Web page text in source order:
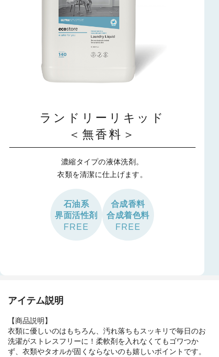
ランドリーリキッド
＜無香料＞
濃縮タイプの液体洗剤。
衣類を清潔に仕上げます。
石油系
界面活性剤
FREE
合成香料
合成着色料
FREE
アイテム説明
【商品説明】
衣類に優しいのはもちろん、汚れ落ちもスッキリで毎日のお
洗濯がストレスフリーに！柔軟剤を入れなくてもゴワつか
ず、衣類やタオルが固くならないのも嬉しいポイントです。